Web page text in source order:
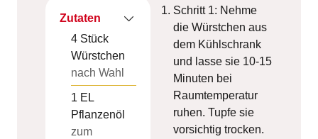
Zutaten
4 Stück
Würstchen
nach Wahl
1 EL
Pflanzenöl
zum
Schritt 1: Nehme
die Würstchen aus
dem Kühlschrank
und lasse sie 10-15
Minuten bei
Raumtemperatur
ruhen. Tupfe sie
vorsichtig trocken.